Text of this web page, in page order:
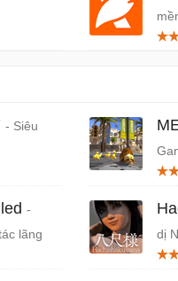
- Siêu
-
lãng
dị